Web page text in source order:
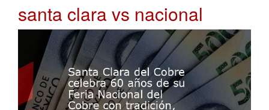
santa clara vs nacional